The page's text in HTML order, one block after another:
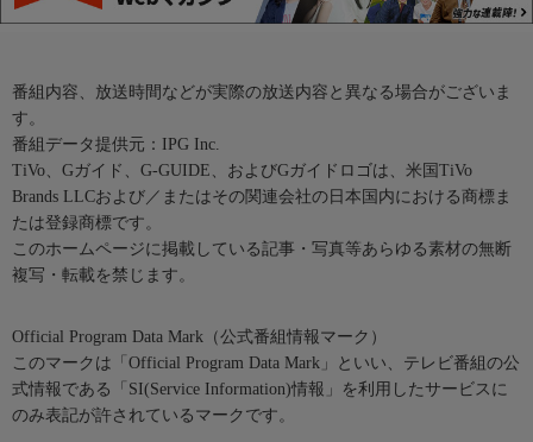
番組内容、放送時間などが実際の放送内容と異なる場合がございま
す。
番組データ提供元：IPG Inc.
TiVo、Gガイド、G-GUIDE、およびGガイドロゴは、米国TiVo
Brands LLCおよび／またはその関連会社の日本国内における商標ま
たは登録商標です。
このホームページに掲載している記事・写真等あらゆる素材の無断
複写・転載を禁じます。
Official Program Data Mark（公式番組情報マーク）
このマークは「Official Program Data Mark」といい、テレビ番組の公
式情報である「SI(Service Information)情報」を利用したサービスに
のみ表記が許されているマークです。